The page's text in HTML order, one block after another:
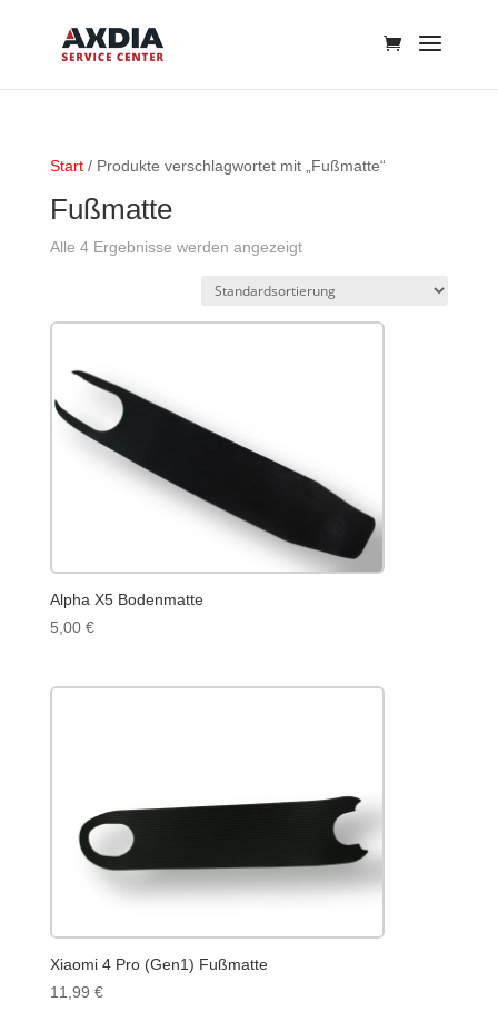
Start/ Produkte verschlagwortet mit „Fußmatte“
Fußmatte
Alle 4 Ergebnisse werden angezeigt
Alpha X5 Bodenmatte
5,00 €
Xiaomi 4 Pro (Gen1) Fußmatte
11,99 €